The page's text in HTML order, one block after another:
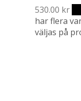
530.00 kr
har flera
väljas på